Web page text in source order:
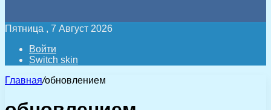
Пятница , 7 Август 2026
Войти
Switch skin
Главная/обновлением